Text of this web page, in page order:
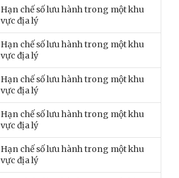
Hạn chế số lưu hành trong một khu
vực địa lý
Hạn chế số lưu hành trong một khu
vực địa lý
Hạn chế số lưu hành trong một khu
vực địa lý
Hạn chế số lưu hành trong một khu
vực địa lý
Hạn chế số lưu hành trong một khu
vực địa lý